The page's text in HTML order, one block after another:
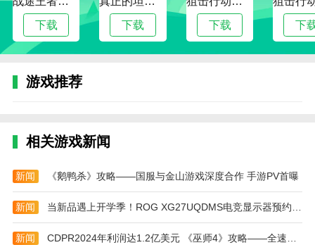
3.出色的视觉享受：精美的图形和可爱的角色给玩
家带来愉悦的视觉体验。
4.持续更新以增加新鲜感：游戏定期更新内容和玩
法，以保持新鲜感和吸引力。
需要玩家在完成同色消除的同时，自由看到非常绚丽的
赢得更多的消除胜利，自由成为消除大师。
本站为您提供开心魔法消消乐 红包版的 手机游戏
，欢迎大家记住本站网址，本站是您下载安卓手游app
最好的网站！
下载 下载 下载 下
游戏推荐
相关游戏新闻
新闻 《鹅鸭杀》攻略——国服与金山游戏深度合作 手游PV首曝
新闻 当新品遇上开学季！ROG XG27UQDMS电竞显示器预约开启！
新闻 CDPR2024年利润达1.2亿美元 《巫师4》攻略——全速制作中